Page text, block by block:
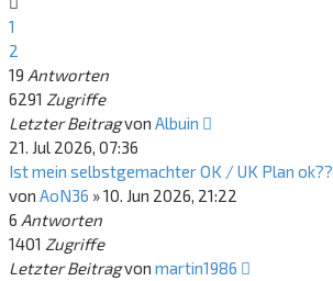
1
2
19 Antworten
6291 Zugriffe
Letzter Beitragvon Albuin
21. Jul 2026, 07:36
Ist mein selbstgemachter OK / UK Plan ok??
von AoN36 »10. Jun 2026, 21:22
6 Antworten
1401 Zugriffe
Letzter Beitragvon martin1986